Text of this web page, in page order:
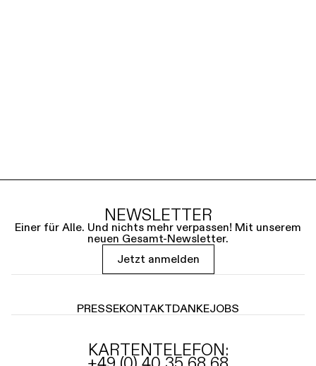
NEWSLETTER
Einer für Alle. Und nichts mehr verpassen! Mit unserem
neuen Gesamt-Newsletter.
Jetzt anmelden
PRESSEKONTAKTDANKEJOBS
KARTENTELEFON: